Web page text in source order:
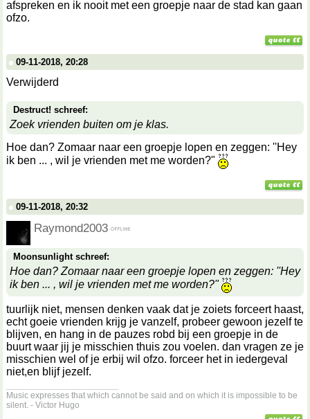
afspreken en ik nooit met een groepje naar de stad kan gaan
ofzo.
09-11-2018, 20:28
Verwijderd
Destruct! schreef:
Zoek vrienden buiten om je klas.
Hoe dan? Zomaar naar een groepje lopen en zeggen: ''Hey
ik ben ... , wil je vrienden met me worden?"
09-11-2018, 20:32
Raymond2003
Moonsunlight schreef:
Hoe dan? Zomaar naar een groepje lopen en zeggen: ''Hey
ik ben ... , wil je vrienden met me worden?"
tuurlijk niet, mensen denken vaak dat je zoiets forceert haast,
echt goeie vrienden krijg je vanzelf, probeer gewoon jezelf te
blijven, en hang in de pauzes robd bij een groepje in de
buurt waar jij je misschien thuis zou voelen. dan vragen ze je
misschien wel of je erbij wil ofzo. forceer het in iedergeval
niet,en blijf jezelf.
Music expresses that which cannot be said and on which it is impossible to be
silent. - Victor Hugo